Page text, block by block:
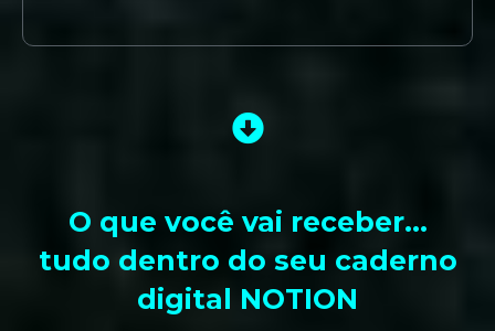
O que você vai receber…
tudo dentro do seu caderno
digital NOTION